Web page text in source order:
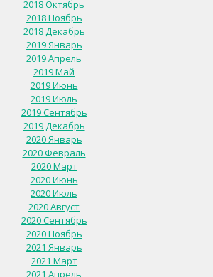
2018 Октябрь
2018 Ноябрь
2018 Декабрь
2019 Январь
2019 Апрель
2019 Май
2019 Июнь
2019 Июль
2019 Сентябрь
2019 Декабрь
2020 Январь
2020 Февраль
2020 Март
2020 Июнь
2020 Июль
2020 Август
2020 Сентябрь
2020 Ноябрь
2021 Январь
2021 Март
2021 Апрель